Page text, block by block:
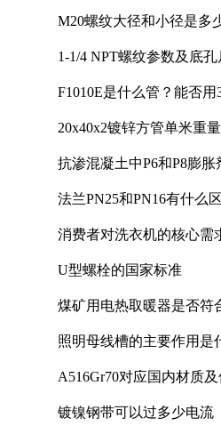
M20螺纹大径和小径是多
1-1/4 NPT螺纹参数及底
F1010E是什么管？能否用
20x40x2镀锌方管单米重
抗渗混凝土中P6和P8膨
法兰PN25和PN16有什么
消费者对洗衣机的核心需
U型螺栓的国家标准
煤矿用电热取暖器是否符
照明母线槽的主要作用是
A516Gr70对应国内材质
镀镍钢带可以过多少电流